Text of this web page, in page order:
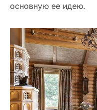
основную ее идею.